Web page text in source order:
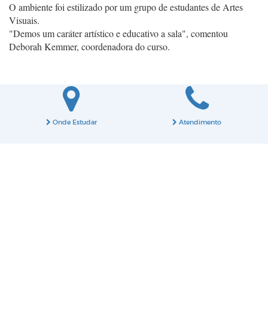
O ambiente foi estilizado por um grupo de estudantes de Artes
Visuais.
"Demos um caráter artístico e educativo a sala", comentou
Deborah Kemmer, coordenadora do curso.
Onde Estudar Atendimento